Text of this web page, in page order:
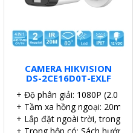
CAMERA HIKVISION
DS-2CE16D0T-EXLF
+ Độ phân giải: 1080P (2.0
+ Tầm xa hồng ngoại: 20m.
+ Lắp đặt ngoài trời, trong
+ Trong hộp có: Sách hướng